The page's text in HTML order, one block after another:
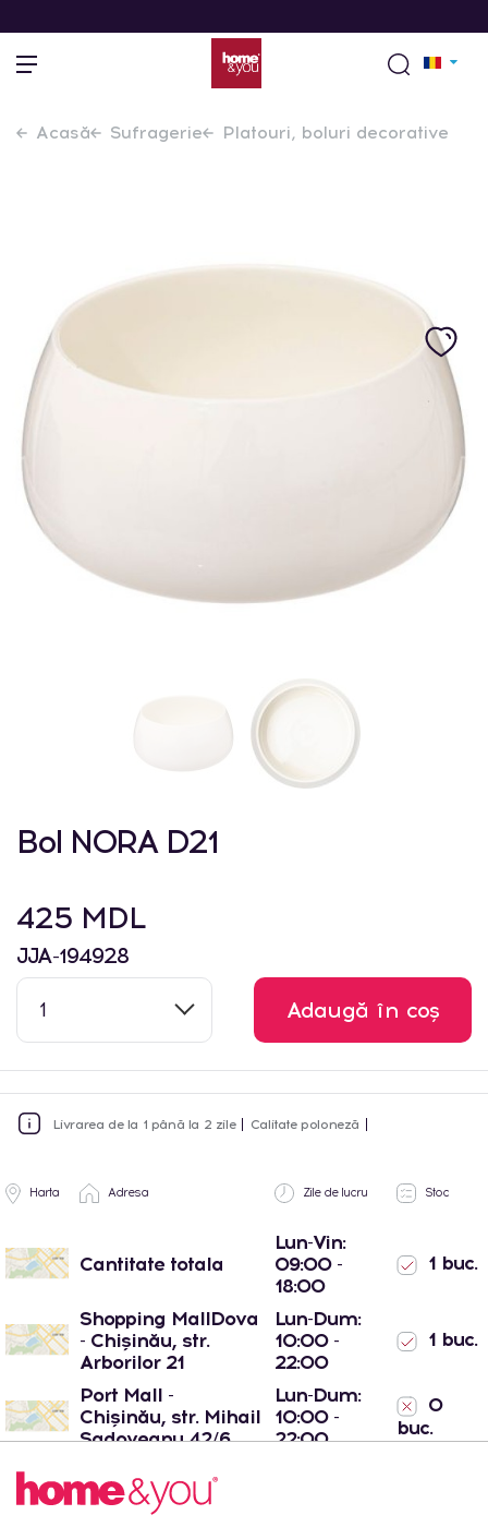
Acasă Sufragerie Platouri, boluri decorative
Bol NORA D21
425 MDL
JJA-194928
1 Adaugă în coș
Livrarea de la 1 până la 2 zile Calitate poloneză
Harta Adresa Zile de lucru Stoc
Cantitate totala
Lun-Vin:
09:00 -
18:00
1 buc.
Shopping MallDova
- Chișinău, str.
Arborilor 21
Lun-Dum:
10:00 -
22:00
1 buc.
Port Mall -
Chișinău, str. Mihail
Sadoveanu 42/6
Lun-Dum:
10:00 -
22:00
0
buc.
Ar putea să îți placă